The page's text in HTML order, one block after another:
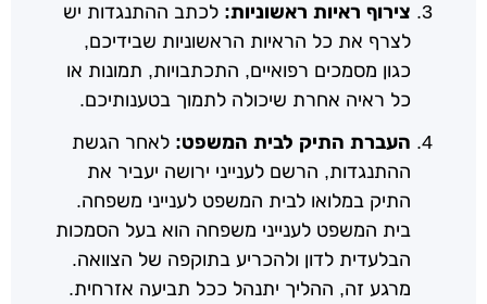
צירוף ראיות ראשוניות: לכתב ההתנגדות יש
לצרף את כל הראיות הראשוניות שבידיכם,
כגון מסמכים רפואיים, התכתבויות, תמונות או
כל ראיה אחרת שיכולה לתמוך בטענותיכם.
העברת התיק לבית המשפט: לאחר הגשת
ההתנגדות, הרשם לענייני ירושה יעביר את
התיק במלואו לבית המשפט לענייני משפחה.
בית המשפט לענייני משפחה הוא בעל הסמכות
הבלעדית לדון ולהכריע בתוקפה של הצוואה.
מרגע זה, ההליך יתנהל ככל תביעה אזרחית.